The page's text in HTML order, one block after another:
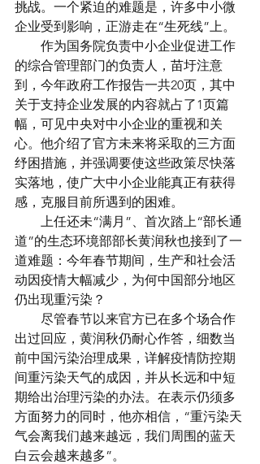
挑战。一个紧迫的难题是，许多中小微
企业受到影响，正游走在“生死线”上。
作为国务院负责中小企业促进工作
的综合管理部门的负责人，苗圩注意
到，今年政府工作报告一共20页，其中
关于支持企业发展的内容就占了1页篇
幅，可见中央对中小企业的重视和关
心。他介绍了官方未来将采取的三方面
纾困措施，并强调要使这些政策尽快落
实落地，使广大中小企业能真正有获得
感，克服目前所遇到的困难。
上任还未“满月”、首次踏上“部长通
道”的生态环境部部长黄润秋也接到了一
道难题：今年春节期间，生产和社会活
动因疫情大幅减少，为何中国部分地区
仍出现重污染？
尽管春节以来官方已在多个场合作
出过回应，黄润秋仍耐心作答，细数当
前中国污染治理成果，详解疫情防控期
间重污染天气的成因，并从长远和中短
期给出治理污染的办法。在表示仍须多
方面努力的同时，他亦相信，“重污染天
气会离我们越来越远，我们周围的蓝天
白云会越来越多”。